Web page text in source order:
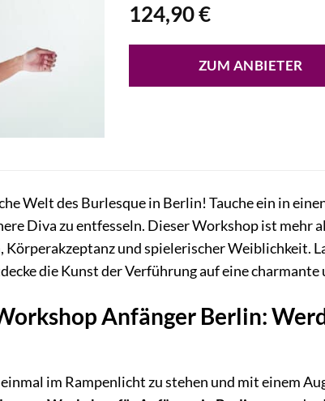
124,90€
ZUM ANBIETER
Welt des Burlesque in Berlin! Tauche ein in
Diva zu entfesseln. Dieser Workshop ist mehr
Körperakzeptanz und spielerischer Weiblichkeit.
die Kunst der Verführung auf eine
Anfänger Berlin:
im Rampenlicht zu stehen und mit einem